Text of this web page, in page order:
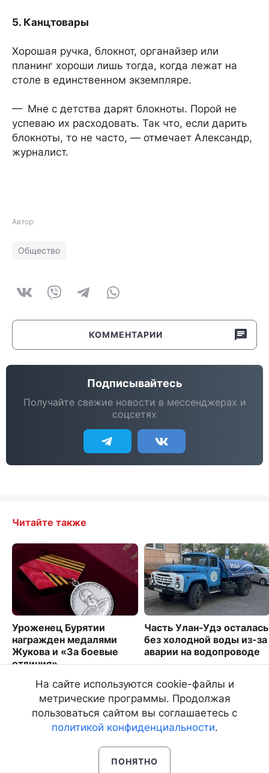
5. Канцтовары
Хорошая ручка, блокнот, органайзер или
планинг хороши лишь тогда, когда лежат на
столе в единственном экземпляре.
— Мне с детства дарят блокноты. Порой не
успеваю их расходовать. Так что, если дарить
блокноты, то не часто, — отмечает Александр,
журналист.
Автор:
Общество
КОММЕНТАРИИ
Подписывайтесь
Получайте свежие новости в мессенджерах и
соцсетях
Читайте также
Уроженец Бурятии
награжден медалями
Жукова и «За боевые
отличия»
2287
Часть Улан-Удэ осталась
без холодной воды из-за
аварии на водопроводе
На сайте используются cookie-файлы и
метрические программы. Продолжая
пользоваться сайтом вы соглашаетесь с
политикой конфиденциальности.
ПОНЯТНО